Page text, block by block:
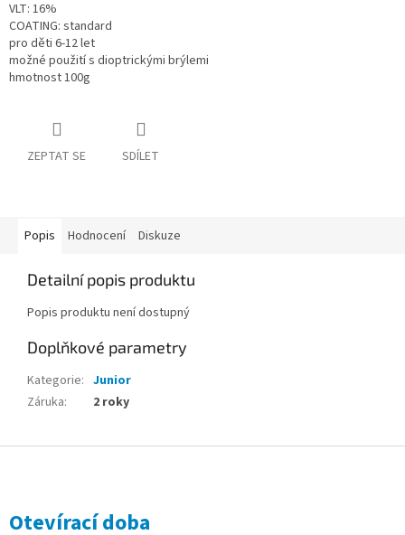
VLT: 16%
COATING: standard
pro děti 6-12 let
možné použití s dioptrickými brýlemi
hmotnost 100g
ZEPTAT SE SDÍLET
Popis Hodnocení Diskuze
Detailní popis produktu
Popis produktu není dostupný
Doplňkové parametry
Kategorie: Junior
Záruka: 2 roky
Otevírací doba